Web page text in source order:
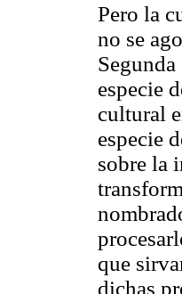
Pero la
no se
especie
cultural
especie
sobre la
que
dichas